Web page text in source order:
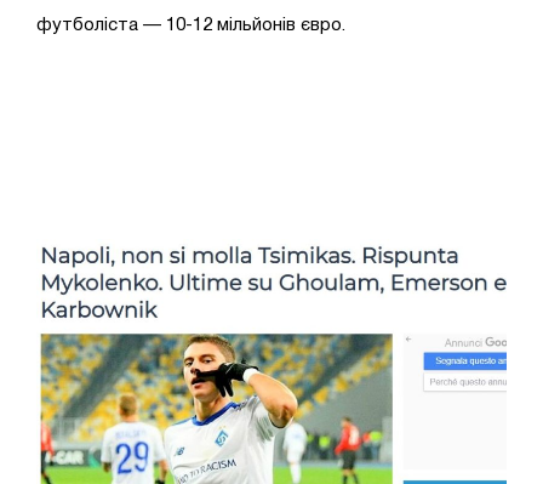
футболіста — 10-12 мільйонів євро.